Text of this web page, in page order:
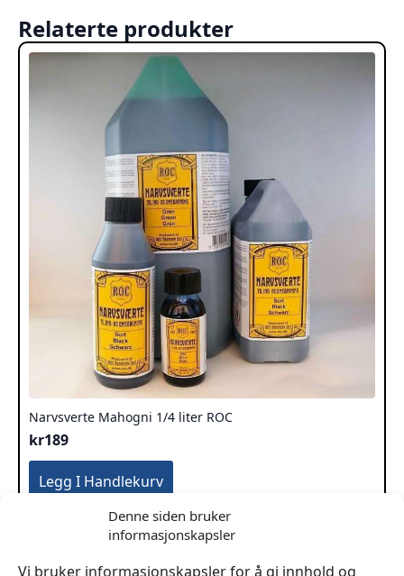
Denne siden bruker
informasjonskapsler
Vi bruker informasjonskapsler for å gi innhold og
Relaterte produkter
Narvsverte Mahogni 1/4 liter ROC
kr189
Legg I Handlekurv